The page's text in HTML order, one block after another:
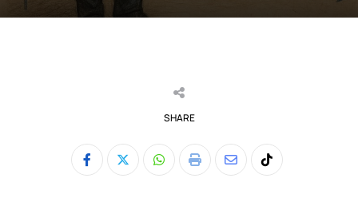
SHARE
Whatsapp
Print
ShareTiktok